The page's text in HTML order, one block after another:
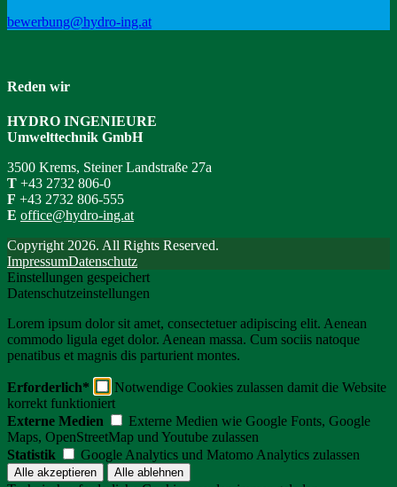
bewerbung@hydro-ing.at
Reden wir
HYDRO INGENIEURE
Umwelttechnik GmbH
3500 Krems, Steiner Landstraße 27a
T +43 2732 806-0
F +43 2732 806-555
E office@hydro-ing.at
Copyright 2026. All Rights Reserved.
ImpressumDatenschutz
Einstellungen gespeichert
Datenschutzeinstellungen
Lorem ipsum dolor sit amet, consectetuer adipiscing elit. Aenean
commodo ligula eget dolor. Aenean massa. Cum sociis natoque
penatibus et magnis dis parturient montes.
Erforderlich*
Notwendige Cookies zulassen damit die Website
korrekt funktioniert
Externe Medien
Externe Medien wie Google Fonts, Google
Maps, OpenStreetMap und Youtube zulassen
Statistik
Google Analytics und Matomo Analytics zulassen